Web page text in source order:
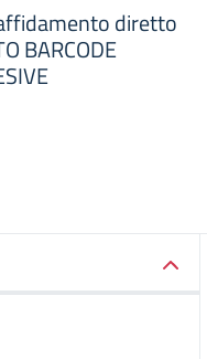
diretto
BARCODE